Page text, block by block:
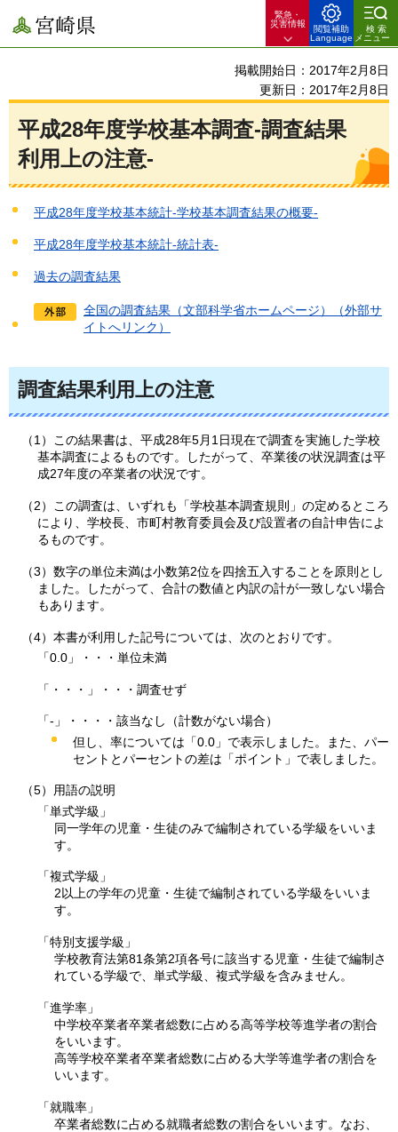
宮崎県
緊急・
災害情報
閲覧補助
Language
検索
メニュー
掲載開始日：2017年2月8日
更新日：2017年2月8日
平成28年度学校基本調査-調査結果
利用上の注意-
平成28年度学校基本統計-学校基本調査結果の概要-
平成28年度学校基本統計-統計表-
過去の調査結果
全国の調査結果（文部科学省ホームページ）（外部サ
イトへリンク）
調査結果利用上の注意
（1）この結果書は、平成28年5月1日現在で調査を実施した学校
基本調査によるものです。したがって、卒業後の状況調査は平
成27年度の卒業者の状況です。
（2）この調査は、いずれも「学校基本調査規則」の定めるところ
により、学校長、市町村教育委員会及び設置者の自計申告によ
るものです。
（3）数字の単位未満は小数第2位を四捨五入することを原則とし
ました。したがって、合計の数値と内訳の計が一致しない場合
もあります。
（4）本書が利用した記号については、次のとおりです。
「0.0」・・・単位未満
「・・・」・・・調査せず
「-」・・・・該当なし（計数がない場合）
但し、率については「0.0」で表示しました。また、パー
セントとパーセントの差は「ポイント」で表しました。
（5）用語の説明
「単式学級」
同一学年の児童・生徒のみで編制されている学級をいいま
す。
「複式学級」
2以上の学年の児童・生徒で編制されている学級をいいま
す。
「特別支援学級」
学校教育法第81条第2項各号に該当する児童・生徒で編制さ
れている学級で、単式学級、複式学級を含みません。
「進学率」
中学校卒業者卒業者総数に占める高等学校等進学者の割合
をいいます。
高等学校卒業者卒業者総数に占める大学等進学者の割合を
いいます。
「就職率」
卒業者総数に占める就職者総数の割合をいいます。なお、